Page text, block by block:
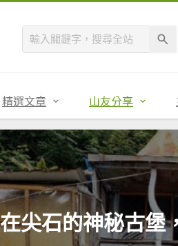
精選文章 山友分享
尖石的神秘古